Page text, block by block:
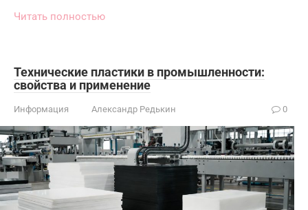
Читать полностью
Технические пластики в промышленности:
свойства и применение
Информация Александр Редькин 0